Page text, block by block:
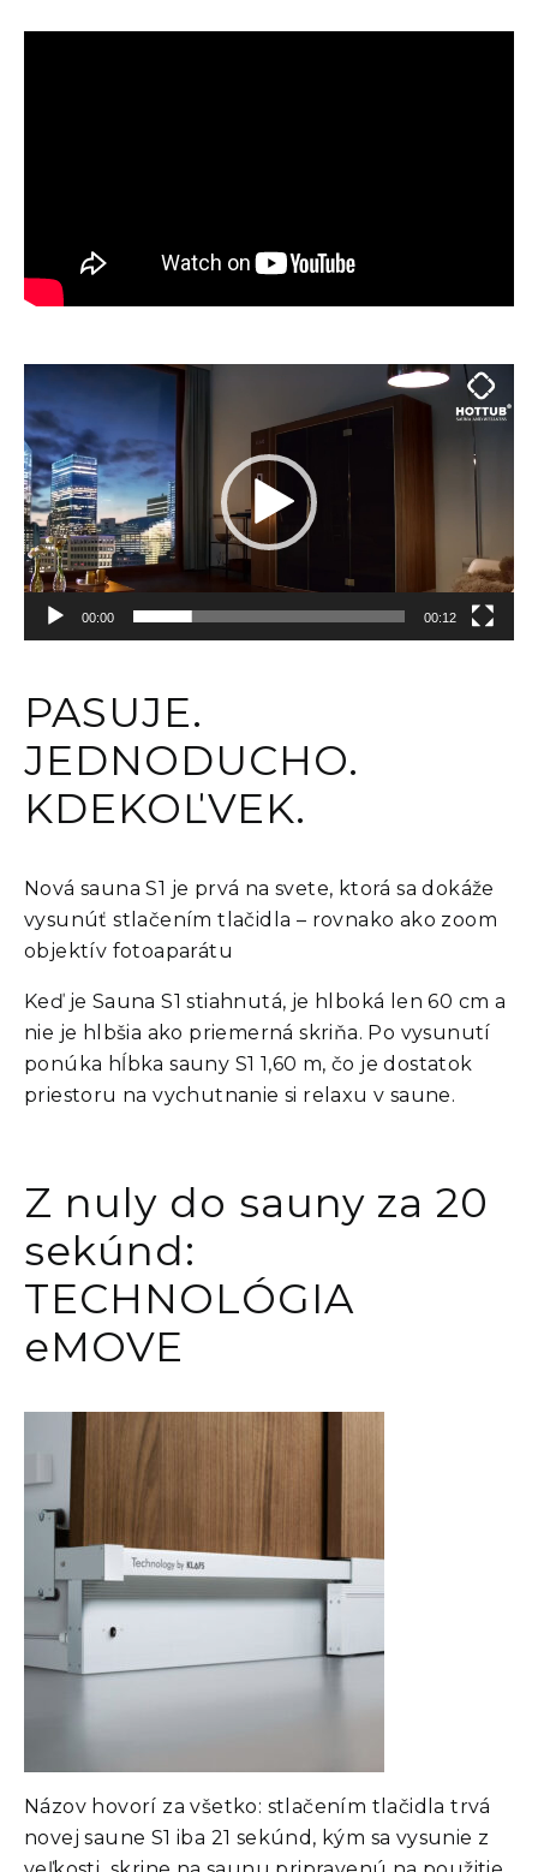
Video
prehrávač
00:00 00:12
PASUJE.
JEDNODUCHO.
KDEKOĽVEK.
Nová sauna S1 je prvá na svete, ktorá sa dokáže
vysunúť stlačením tlačidla – rovnako ako zoom
objektív fotoaparátu
Keď je Sauna S1 stiahnutá, je hlboká len 60 cm a
nie je hlbšia ako priemerná skriňa. Po vysunutí
ponúka hĺbka sauny S1 1,60 m, čo je dostatok
priestoru na vychutnanie si relaxu v saune.
Z nuly do sauny za 20
sekúnd:
TECHNOLÓGIA
eMOVE
Názov hovorí za všetko: stlačením tlačidla trvá
novej saune S1 iba 21 sekúnd, kým sa vysunie z